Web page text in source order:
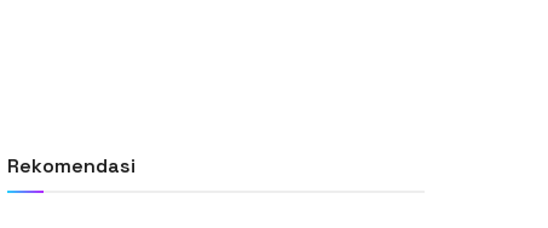
Rekomendasi